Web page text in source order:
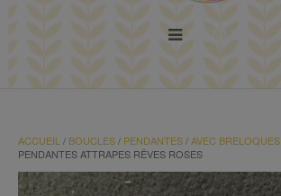
ACCUEIL / BOUCLES/ PENDANTES/AVEC BRELOQUES
PENDANTES ATTRAPES RÊVES ROSES